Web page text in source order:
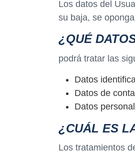
Los datos del
su baja, se
¿QUÉ
podrá tratar las
Datos
Datos de
Datos
¿CUÁL ES
Los tratamientos